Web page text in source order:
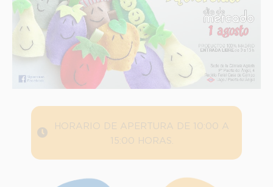
HORARIO DE APERTURA DE 10:00 A
15:00 HORAS.